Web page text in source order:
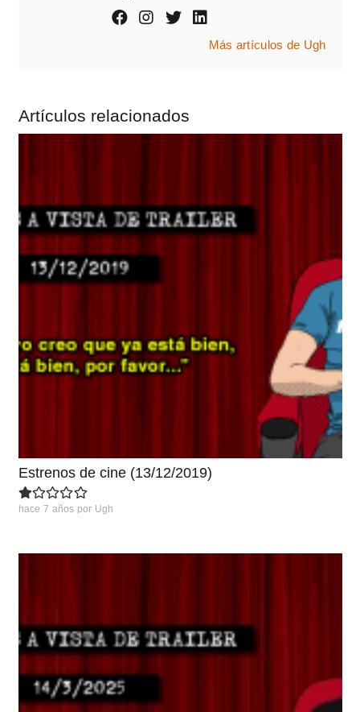
Más artículos de Ugh
Artículos relacionados
Estrenos de cine (13/12/2019)
hace 7 años por Ugh